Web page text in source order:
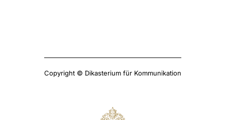
Copyright © Dikasterium für Kommunikation